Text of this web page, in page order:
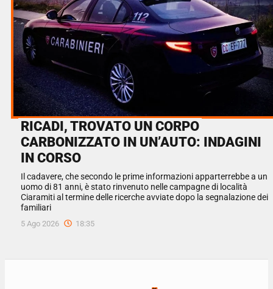
RICADI, TROVATO UN CORPO
CARBONIZZATO IN UN’AUTO: INDAGINI
IN CORSO
Il cadavere, che secondo le prime informazioni apparterrebbe a un
uomo di 81 anni, è stato rinvenuto nelle campagne di località
Ciaramiti al termine delle ricerche avviate dopo la segnalazione dei
familiari
5 Ago 2026 18:35